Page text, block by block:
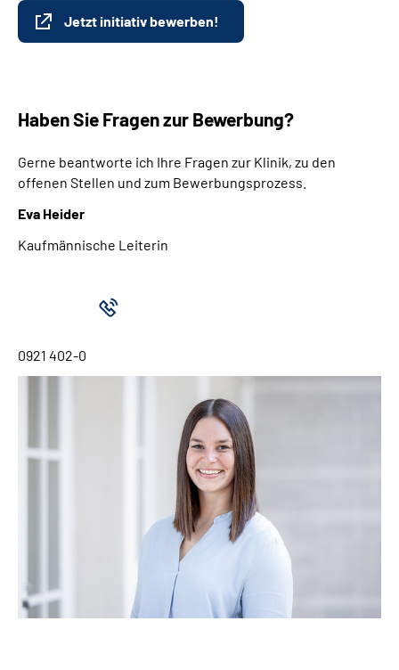
Jetzt initiativ bewerben!
Haben Sie Fragen zur Bewerbung?
Gerne beantworte ich Ihre Fragen zur Klinik, zu den
offenen Stellen und zum Bewerbungsprozess.
Eva Heider
Kaufmännische Leiterin
0921 402-0